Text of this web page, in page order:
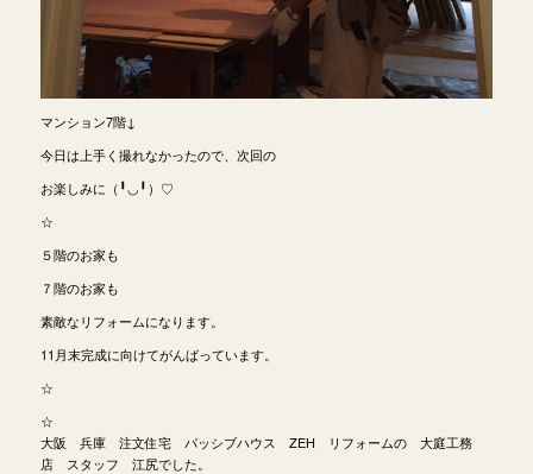
マンション7階↓
今日は上手く撮れなかったので、次回の
お楽しみに（╹◡╹）♡
☆
５階のお家も
７階のお家も
素敵なリフォームになります。
11月末完成に向けてがんばっています。
☆
☆
大阪 兵庫 注文住宅 パッシブハウス ZEH リフォームの 大庭工務
店 スタッフ 江尻でした。